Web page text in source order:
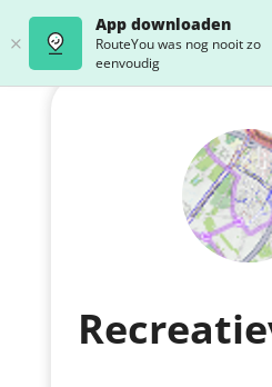
App downloaden
RouteYou was nog nooit zo
eenvoudig